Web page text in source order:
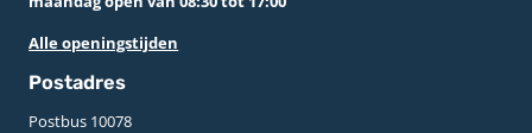
Alle openingstijden
Postadres
Postbus 10078 ­